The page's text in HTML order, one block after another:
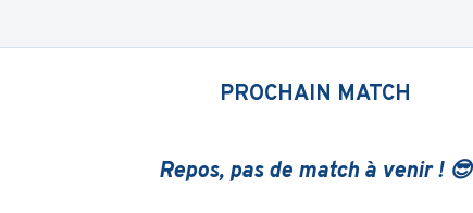
PROCHAIN MATCH
Repos, pas de match à venir ! 😎